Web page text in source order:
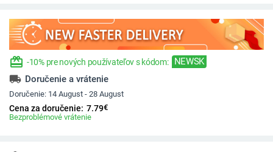
redeem -10% pre nových používateľov s kódom: NEWSK
local_shipping Doručenie a vrátenie
Doručenie: 14 August - 28 August
Cena za doručenie: 7.79€
Bezproblémové vrátenie